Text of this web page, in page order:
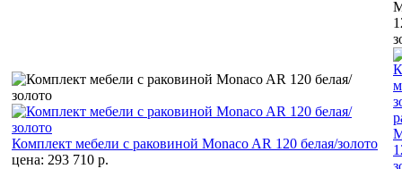
Комплект мебели с раковиной Monaco AR 120 белая/золото
цена: 293 710 р.